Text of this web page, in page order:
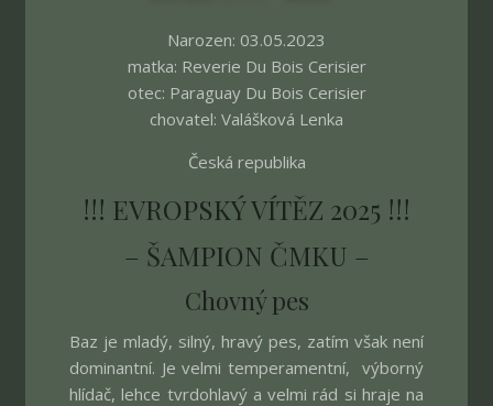
Narozen: 03.05.2023
matka: Reverie Du Bois Cerisier
otec: Paraguay Du Bois Cerisier
chovatel: Valášková Lenka
Česká republika
!!! EVROPSKÝ VÍTĚZ 2025 !!!
– ŠAMPION ČMKU –
Chovný pes
Baz je mladý, silný, hravý pes, zatím však není
dominantní. Je velmi temperamentní, výborný
hlídač, lehce tvrdohlavý a velmi rád si hraje na